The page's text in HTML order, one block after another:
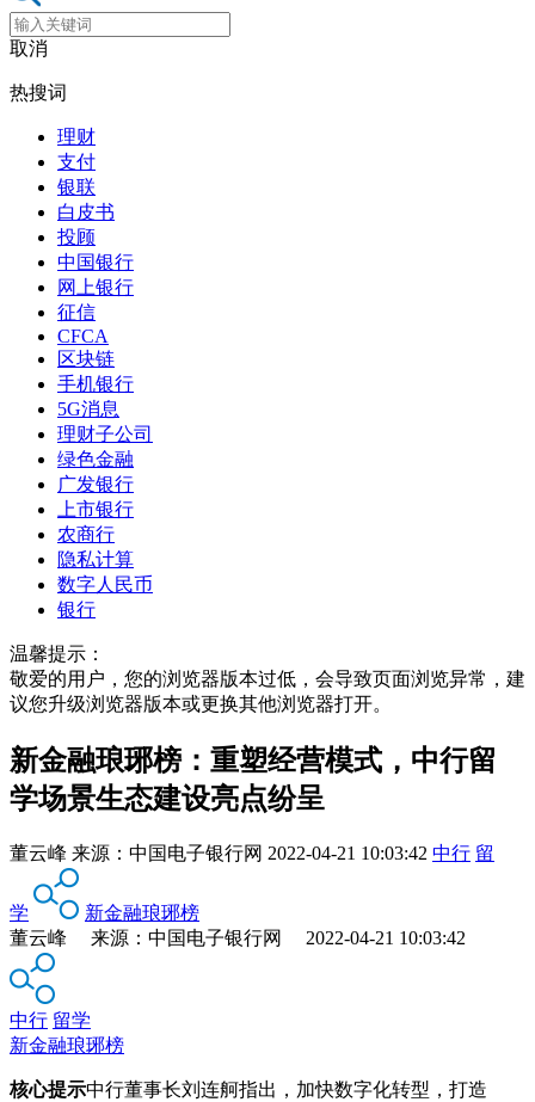
取消
热搜词
理财
支付
银联
白皮书
投顾
中国银行
网上银行
征信
CFCA
区块链
手机银行
5G消息
理财子公司
绿色金融
广发银行
上市银行
农商行
隐私计算
数字人民币
银行
温馨提示：
敬爱的用户，您的浏览器版本过低，会导致页面浏览异常，建
议您升级浏览器版本或更换其他浏览器打开。
新金融琅琊榜：重塑经营模式，中行留
学场景生态建设亮点纷呈
董云峰 来源： 中国电子银行网 2022-04-21 10:03:42 中行 留
学
新金融琅琊榜
董云峰 来源：中国电子银行网 2022-04-21 10:03:42
中行 留学
新金融琅琊榜
核心提示中行董事长刘连舸指出，加快数字化转型，打造